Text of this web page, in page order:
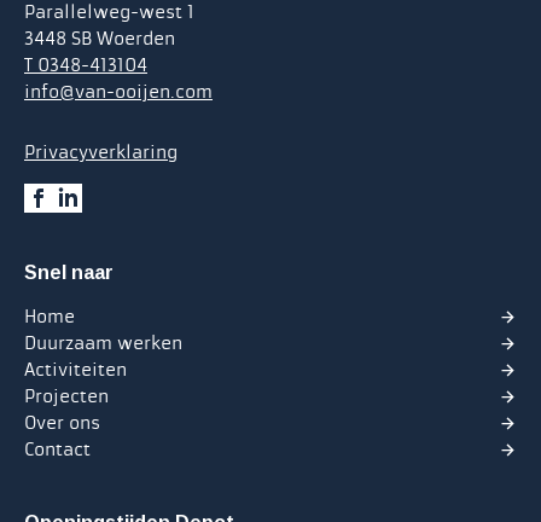
Parallelweg-west 1
3448 SB Woerden
T 0348-413104
info@van-ooijen.com
Privacyverklaring
Snel naar
Home
Duurzaam werken
Activiteiten
Projecten
Over ons
Contact